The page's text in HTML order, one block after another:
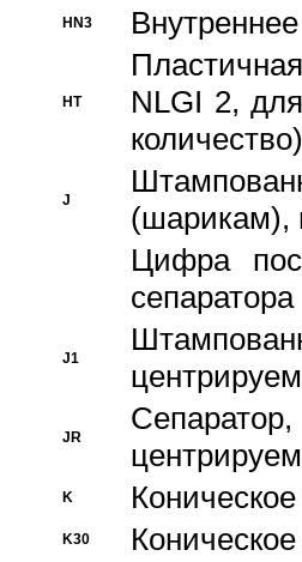
HN3
HT
NLGI 2,
количество)
J
(шарикам),
Цифра
сепаратора
J1
JR
K
K30